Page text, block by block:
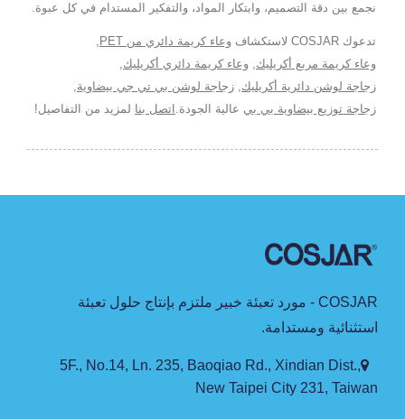
نجمع بين دقة التصميم، وابتكار المواد، والتفكير المستدام في كل عبوة.
تدعوك COSJAR لاستكشاف وعاء كريمة دائري من PET
,
وعاء كريمة مربع أكريليك, وعاء كريمة دائري أكريليك,
زجاجة لوشن دائرية أكريليك, زجاجة لوشن بي تي جي بيضاوية,
زجاجة توزيع بيضاوية بي بي عالية الجودة. اتصل بنا لمزيد من التفاصيل!
COSJAR - مورد تعبئة خبير ملتزم بإنتاج حلول تعبئة
استثنائية ومستدامة.
5F., No.14, Ln. 235, Baoqiao Rd., Xindian Dist.,
New Taipei City 231, Taiwan